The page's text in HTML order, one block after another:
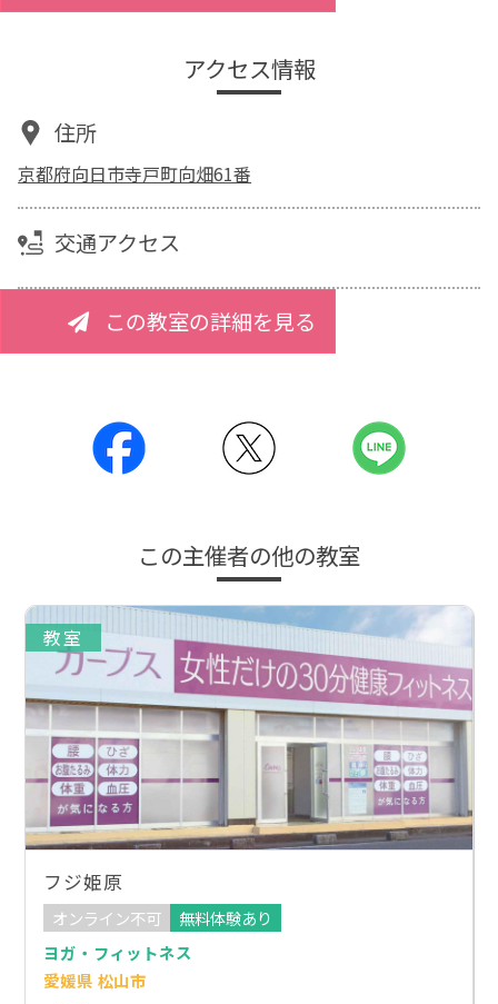
アクセス情報
住所
京都府向日市寺戸町向畑61番
交通アクセス
この教室の詳細を見る
この主催者の他の教室
教室
フジ姫原
オンライン不可
無料体験あり
ヨガ・フィットネス
愛媛県 松山市